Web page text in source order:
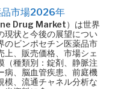
品市場2026年
Drug Market）は世界
現状と今後の展望につい
のビンポセチン医薬品市
上、販売価格、市場シェ
（種類別：錠剤、静脈注
病、脳血管疾患、前庭機
模、流通チャネル分析な